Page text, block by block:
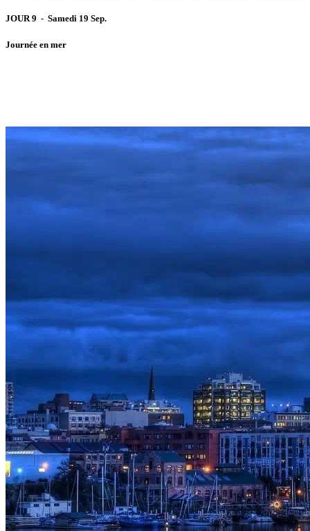
JOUR 9 - Samedi 19 Sep.
Journée en mer